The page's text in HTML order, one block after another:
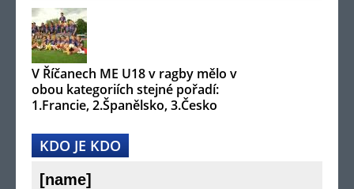
V Říčanech ME U18 v ragby mělo v
obou kategoriích stejné pořadí:
1.Francie, 2.Španělsko, 3.Česko
KDO JE KDO
[name]